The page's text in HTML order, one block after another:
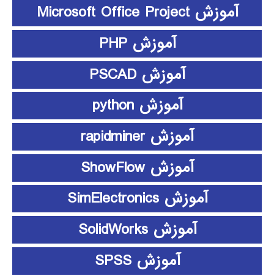
آموزش Microsoft Office Project
آموزش PHP
آموزش PSCAD
آموزش python
آموزش rapidminer
آموزش ShowFlow
آموزش SimElectronics
آموزش SolidWorks
آموزش SPSS